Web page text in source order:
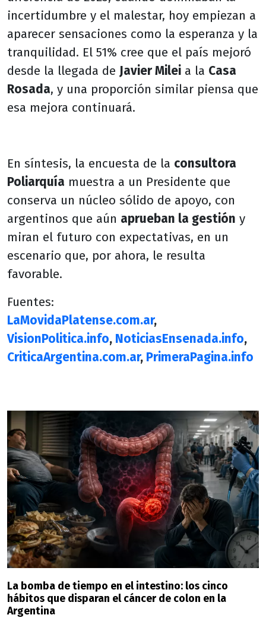
incertidumbre y el malestar, hoy empiezan a
aparecer sensaciones como la esperanza y la
tranquilidad. El 51% cree que el país mejoró
desde la llegada de Javier Milei a la Casa
Rosada, y una proporción similar piensa que
esa mejora continuará.
En síntesis, la encuesta de la consultora
Poliarquía muestra a un Presidente que
conserva un núcleo sólido de apoyo, con
argentinos que aún aprueban la gestión y
miran el futuro con expectativas, en un
escenario que, por ahora, le resulta
favorable.
Fuentes:
LaMovidaPlatense.com.ar,
VisionPolitica.info, NoticiasEnsenada.info,
CriticaArgentina.com.ar, PrimeraPagina.info
La bomba de tiempo en el intestino: los cinco
hábitos que disparan el cáncer de colon en la
Argentina